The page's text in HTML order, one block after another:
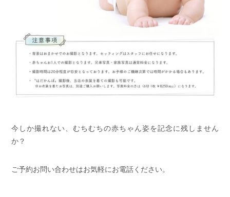
今しか撮れない、むちむちの赤ちゃん姿を記念に残しません
か？
ご予約お問い合わせはお気軽にお電話ください。